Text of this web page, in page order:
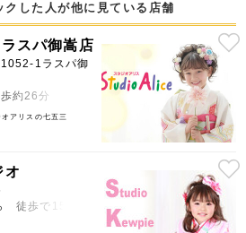
クした人が他に見ている店舗
スパ御嵩店
1ラスパ御
約26分
アリスの七五三
オ
徒歩で15分